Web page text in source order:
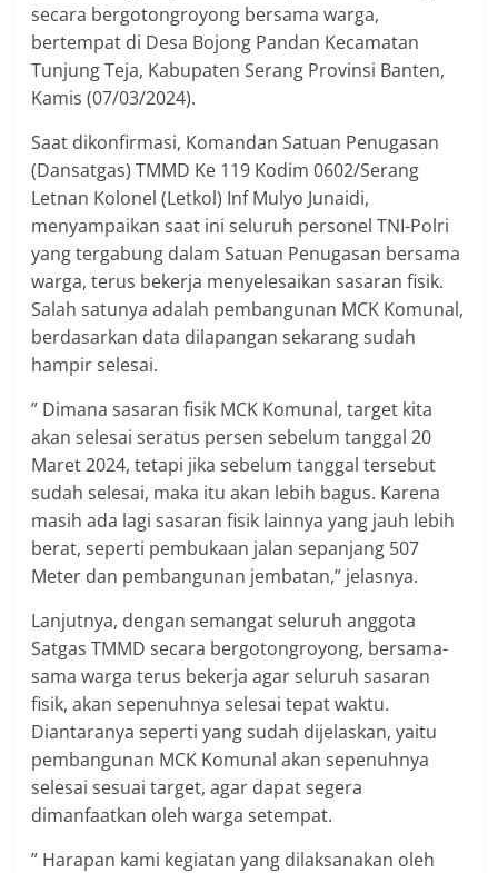
secara bergotongroyong bersama warga,
bertempat di Desa Bojong Pandan Kecamatan
Tunjung Teja, Kabupaten Serang Provinsi Banten,
Kamis (07/03/2024).
Saat dikonfirmasi, Komandan Satuan Penugasan
(Dansatgas) TMMD Ke 119 Kodim 0602/Serang
Letnan Kolonel (Letkol) Inf Mulyo Junaidi,
menyampaikan saat ini seluruh personel TNI-Polri
yang tergabung dalam Satuan Penugasan bersama
warga, terus bekerja menyelesaikan sasaran fisik.
Salah satunya adalah pembangunan MCK Komunal,
berdasarkan data dilapangan sekarang sudah
hampir selesai.
” Dimana sasaran fisik MCK Komunal, target kita
akan selesai seratus persen sebelum tanggal 20
Maret 2024, tetapi jika sebelum tanggal tersebut
sudah selesai, maka itu akan lebih bagus. Karena
masih ada lagi sasaran fisik lainnya yang jauh lebih
berat, seperti pembukaan jalan sepanjang 507
Meter dan pembangunan jembatan,” jelasnya.
Lanjutnya, dengan semangat seluruh anggota
Satgas TMMD secara bergotongroyong, bersama-
sama warga terus bekerja agar seluruh sasaran
fisik, akan sepenuhnya selesai tepat waktu.
Diantaranya seperti yang sudah dijelaskan, yaitu
pembangunan MCK Komunal akan sepenuhnya
selesai sesuai target, agar dapat segera
dimanfaatkan oleh warga setempat.
” Harapan kami kegiatan yang dilaksanakan oleh